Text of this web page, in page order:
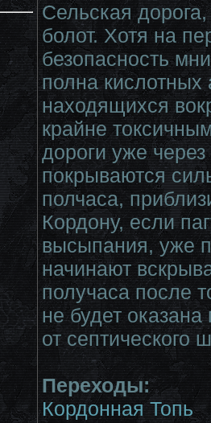
Сельская
болот. Хотя на
безопасность
полна
находящихся
крайне
дороги уже
покрываются
полчаса,
Кордону, если
высыпания, уже
начинают
получаса после
не будет
от септического
Переходы:
Кордонная Топь